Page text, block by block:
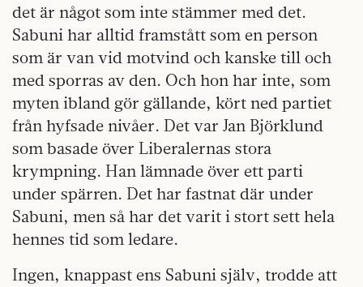
det är något som inte stämmer med det.
Sabuni har alltid framstått som en person
som är van vid motvind och kanske till och
med sporras av den. Och hon har inte, som
myten ibland gör gällande, kört ned partiet
från hyfsade nivåer. Det var Jan Björklund
som basade över Liberalernas stora
krympning. Han lämnade över ett parti
under spärren. Det har fastnat där under
Sabuni, men så har det varit i stort sett hela
hennes tid som ledare.
Ingen, knappast ens Sabuni själv, trodde att